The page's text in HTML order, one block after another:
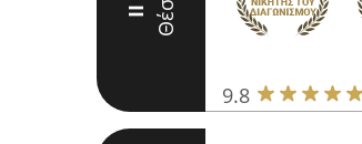
II Θέση
9.8